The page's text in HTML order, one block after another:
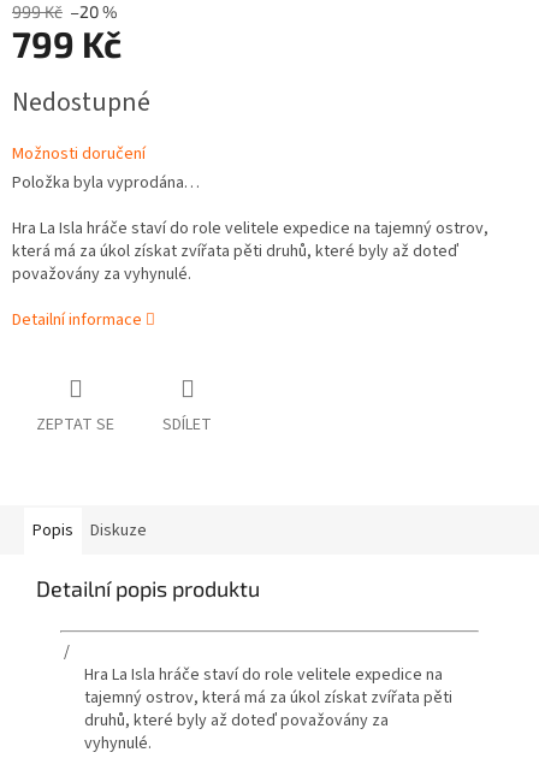
999 Kč –20 %
799 Kč
cena:
Nedostupné
Možnosti doručení
Položka byla vyprodána…
Hra La Isla hráče staví do role velitele expedice na tajemný ostrov,
která má za úkol získat zvířata pěti druhů, které byly až doteď
považovány za vyhynulé.
Detailní informace
ZEPTAT SE SDÍLET
Popis Diskuze
Detailní popis produktu
/
Hra La Isla hráče staví do role velitele expedice na
tajemný ostrov, která má za úkol získat zvířata pěti
druhů, které byly až doteď považovány za
vyhynulé.